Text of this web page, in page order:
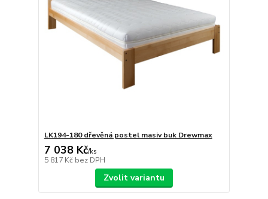
LK194-180 dřevěná postel masiv buk Drewmax
7 038 Kč/ks
5 817 Kč bez DPH
Zvolit variantu